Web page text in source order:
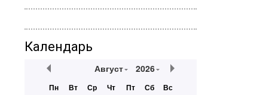
Календарь
Август 2026
Пн Вт Ср Чт Пт Сб
Вс